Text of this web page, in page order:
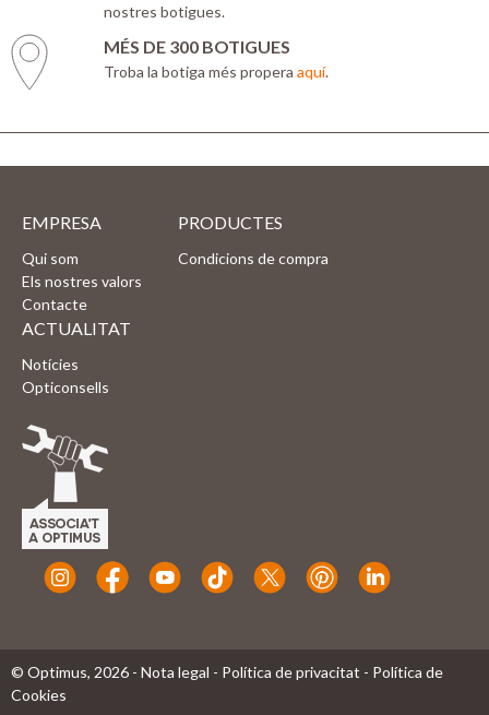
nostres botigues.
MÉS DE 300 BOTIGUES
Troba la botiga més propera aquí.
EMPRESA
Qui som
Els nostres valors
Contacte
PRODUCTES
Condicions de compra
ACTUALITAT
Notícies
Opticonsells
© Optimus, 2026 - Nota legal - Política de privacitat - Política de
Cookies